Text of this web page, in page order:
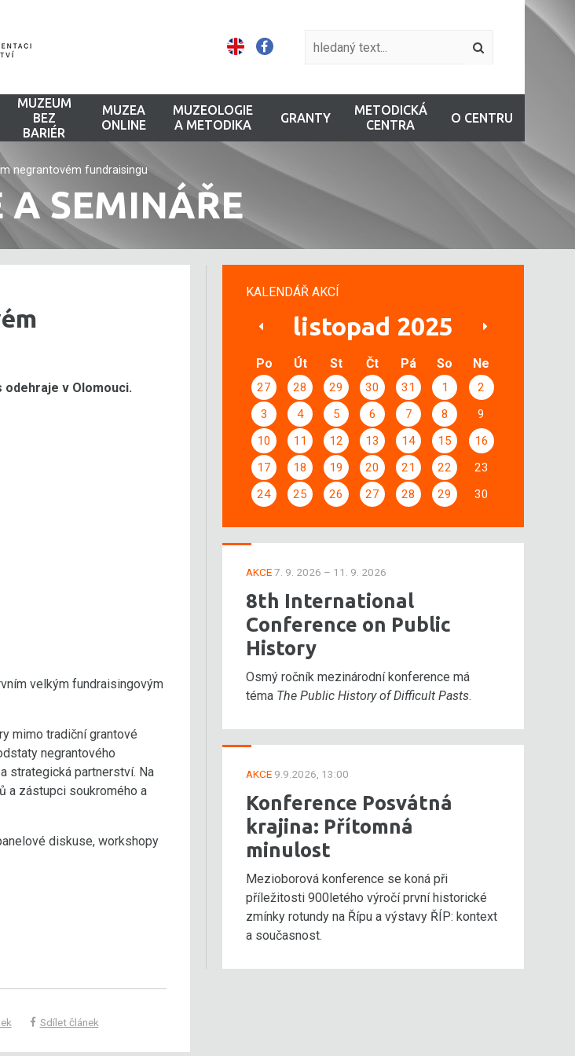
MUZEUM
BEZ
BARIÉR
MUZEA
ONLINE
MUZEOLOGIE
A METODIKA
GRANTY
METODICKÁ
CENTRA
O CENTRU
negrantovém fundraisingu
A SEMINÁŘE
v Olomouci.
velkým fundraisingovým
mimo tradiční grantové
negrantového
strategická partnerství. Na
a zástupci soukromého a
diskuse, workshopy
Sdílet článek
KALENDÁŘ AKCÍ
listopad 2025
Po Út St Čt Pá So Ne
27 28 29 30 31 1
2
3
4 5 6 7 8
9
10
11 12 13 14 15
16
17
18 19 20 21 22
23
24
25 26 27 28 29 30
AKCE7. 9. 2026 – 11. 9. 2026
8th International
Conference on Public
History
Osmý ročník mezinárodní konference má
téma The Public History of Difficult Pasts.
AKCE 9.9.2026, 13:00
Konference Posvátná
krajina: Přítomná
minulost
Mezioborová konference se koná při
příležitosti 900letého výročí první historické
zmínky rotundy na Řípu a výstavy ŘÍP: kontext
a současnost.